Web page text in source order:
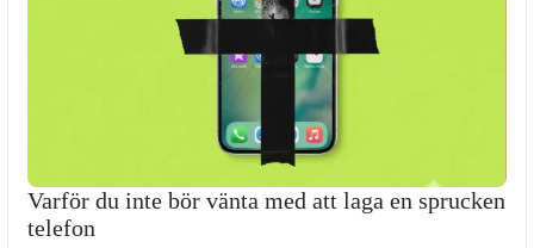
Varför du inte bör vänta med att laga en sprucken
telefon